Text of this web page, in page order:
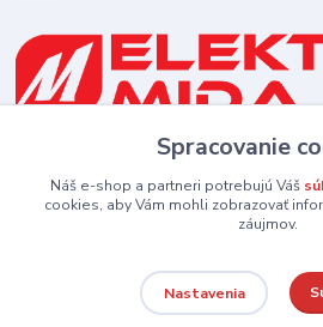
(Po-Pia 8-16:30 hod., So 8:30-11:30)
Spracovanie
Náš e-shop a partneri potrebujú Váš
cookies, aby Vám mohli zobrazovať
záujmov.
Nastavenia